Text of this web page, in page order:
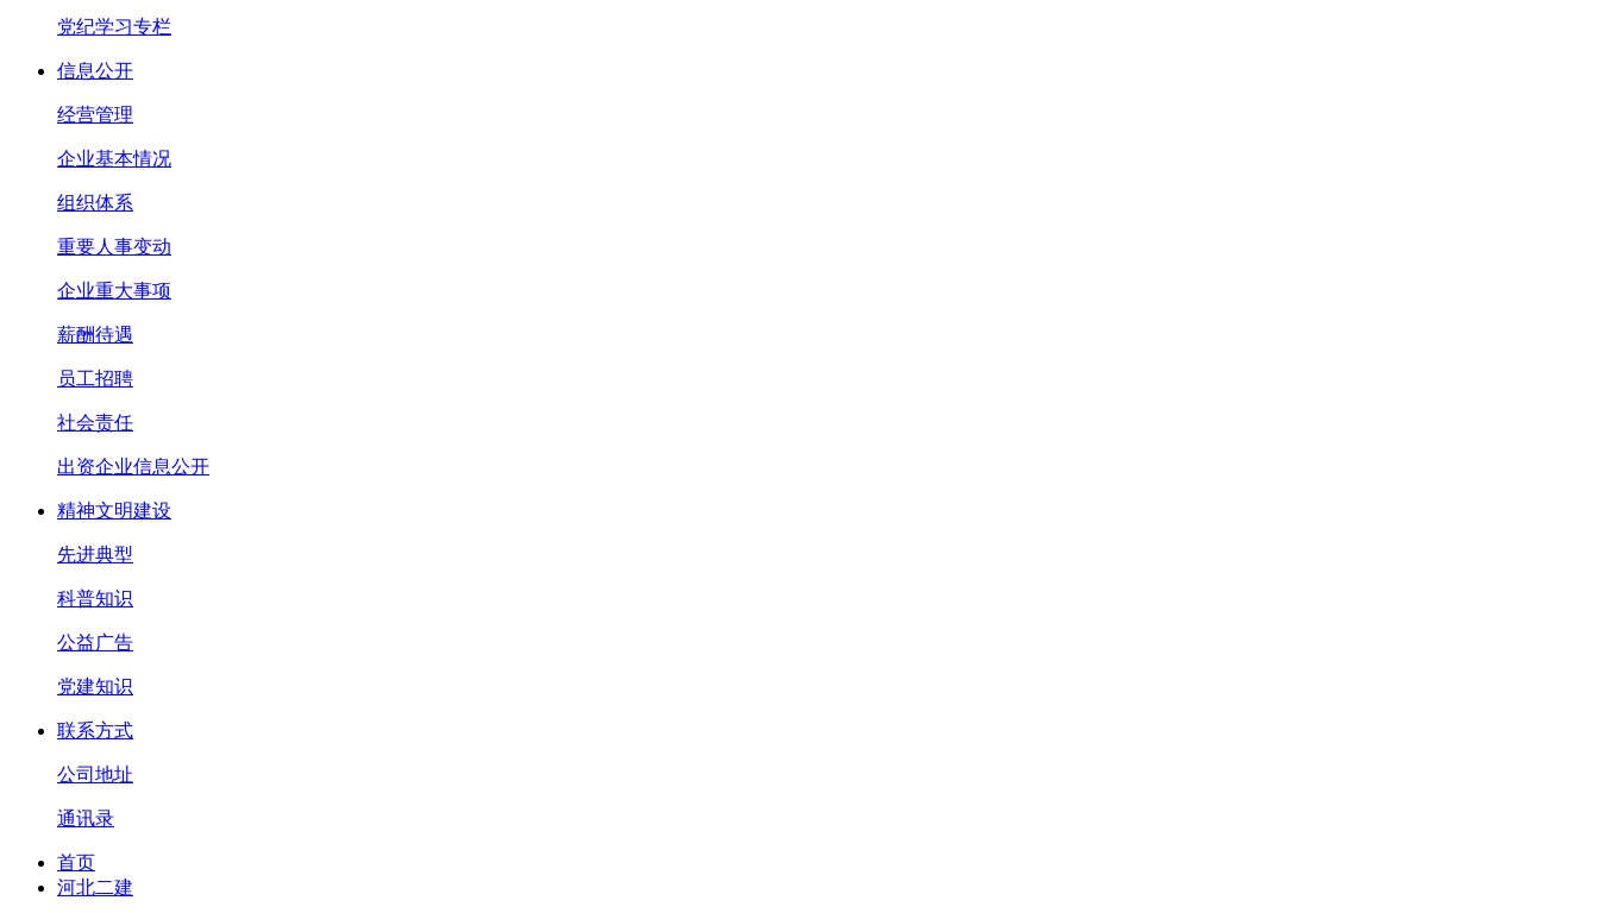
党纪学习专栏
信息公开
经营管理
企业基本情况
组织体系
重要人事变动
企业重大事项
薪酬待遇
员工招聘
社会责任
出资企业信息公开
精神文明建设
先进典型
科普知识
公益广告
党建知识
联系方式
公司地址
通讯录
首页
河北二建